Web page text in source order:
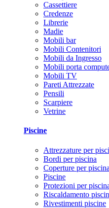
Cassettiere
Credenze
Librerie
Madie
Mobili bar
Mobili Contenitori
Mobili da Ingresso
Mobili porta
Mobili TV
Pareti Attrezzate
Pensili
Scarpiere
Vetrine
Piscine
Attrezzature per
Bordi per piscina
Coperture per piscina
Piscine
Protezioni per
Riscaldamento
Rivestimenti piscine